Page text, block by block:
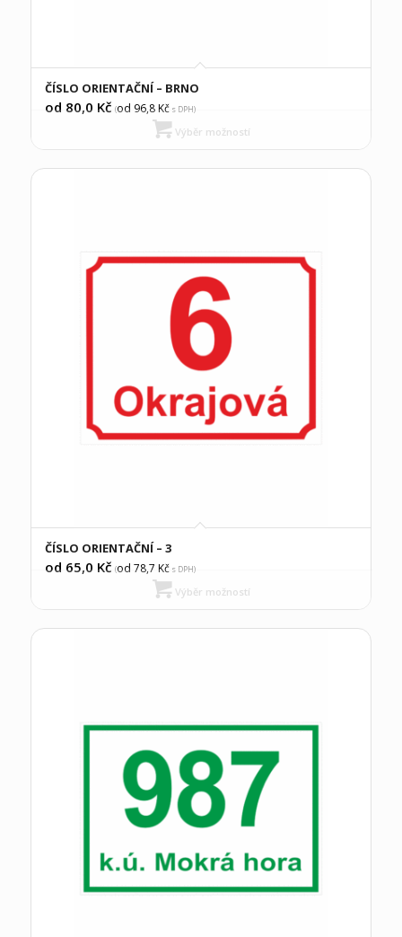
ČÍSLO ORIENTAČNÍ – BRNO
od 80,0 Kč (od 96,8Kčs DPH)
Výběr možností
ČÍSLO ORIENTAČNÍ – 3
od 65,0 Kč (od 78,7 Kčs DPH)
Výběr možností